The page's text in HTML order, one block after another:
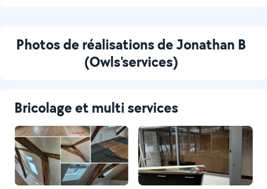
Photos de réalisations de Jonathan B
(Owls'services)
Bricolage et multi services